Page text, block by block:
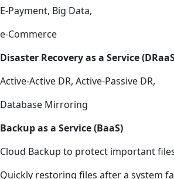
E-Payment, Big Data,
e-Commerce
Disaster Recovery as a Service
Active-Active DR, Active-Passive DR,
Database Mirroring
Backup as a Service (BaaS)
Cloud Backup to protect important
Quickly restoring files after a system